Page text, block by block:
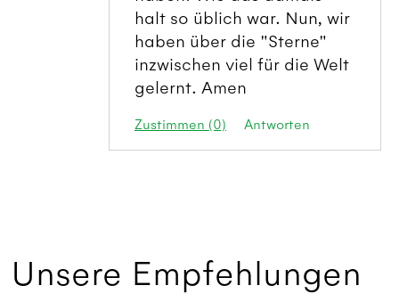
halt so üblich war. Nun, wir
haben über die "Sterne"
inzwischen viel für die Welt
gelernt. Amen
Zustimmen (0) Antworten
Unsere Empfehlungen